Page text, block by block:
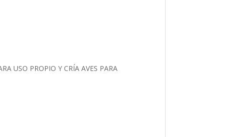
USO PROPIO Y CRÍA AVES PARA